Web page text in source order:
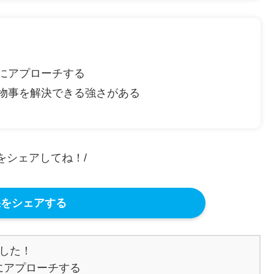
アプローチする
事を解決できる強さがある
シェアしてね！/
シェアする
た！
プローチする